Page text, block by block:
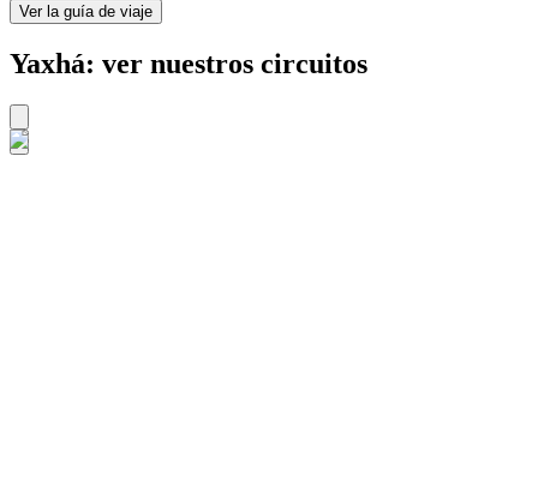
Ver la guía de viaje
Yaxhá: ver nuestros circuitos